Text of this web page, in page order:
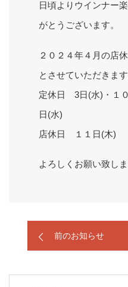
日頃よりウインナー
がとうございます。
２０２４年４月の店
とさせていただきます
定休日 3日(水)・１
日(水)
店休日 １１日(木)
よろしくお願い致しま
前のお知らせ